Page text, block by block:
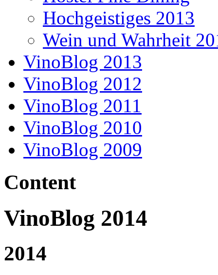
Hochgeistiges 2013
Wein und Wahrheit
VinoBlog 2013
VinoBlog 2012
VinoBlog 2011
VinoBlog 2010
VinoBlog 2009
Content
VinoBlog 2014
2014